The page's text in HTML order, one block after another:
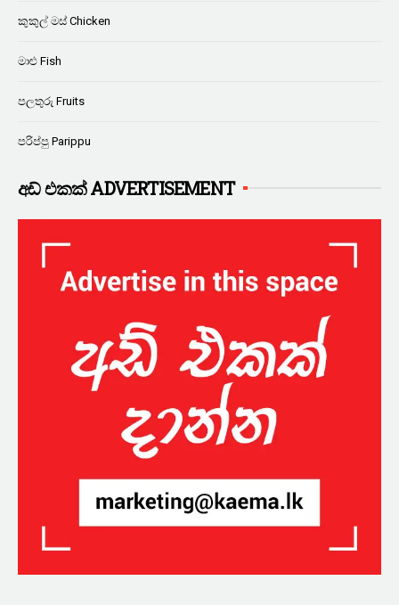
කුකුල් මස් Chicken
මාළු Fish
පලතුරු Fruits
පරිප්පු Parippu
අඩ් එකක් ADVERTISEMENT